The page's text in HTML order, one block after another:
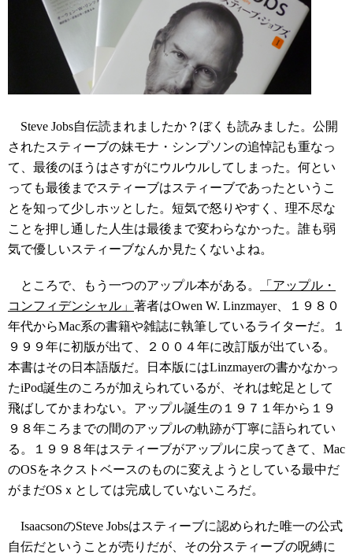
Steve Jobs自伝読まれましたか？ぼくも読みました。公開
されたスティーブの妹モナ・シンプソンの追悼記も重なっ
て、最後のほうはさすがにウルウルしてしまった。何とい
っても最後までスティーブはスティーブであったというこ
とを知って少しホッとした。短気で怒りやすく、理不尽な
ことを押し通した人生は最後まで変わらなかった。誰も弱
気で優しいスティーブなんか見たくないよね。
ところで、もう一つのアップル本がある。
「アップル・
コンフィデンシャル」 著者はOwen W. Linzmayer、１９８０
年代からMac系の書籍や雑誌に執筆しているライターだ。１
９９９年に初版が出て、２００４年に改訂版が出ている。
本書はその日本語版だ。日本版にはLinzmayerの書かなかっ
たiPod誕生のころが加えられているが、それは蛇足として
飛ばしてかまわない。アップル誕生の１９７１年から１９
９８年ころまでの間のアップルの軌跡が丁寧に語られてい
る。１９９８年はスティーブがアップルに戻ってきて、Mac
のOSをネクストベースのものに変えようとしている最中だ
がまだOSｘとしては完成していないころだ。
IsaacsonのSteve Jobsはスティーブに認められた唯一の公式
自伝だということが売りだが、その分スティーブの呪縛に